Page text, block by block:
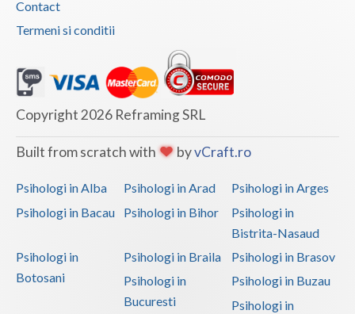
Contact
Termeni si conditii
Copyright 2026 Reframing SRL
Built from scratch with byvCraft.ro
Psihologi in Alba Psihologi in Arad
Psihologi in Arges
Psihologi in Bacau
Psihologi in Bihor
Psihologi in
Bistrita-Nasaud
Psihologi in
Botosani
Psihologi in Braila
Psihologi in Brasov
Psihologi in
Bucuresti
Psihologi in Buzau
Psihologi in